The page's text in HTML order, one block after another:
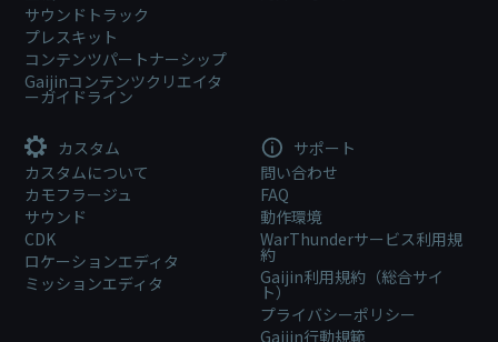
サウンドトラック
プレスキット
コンテンツパートナーシップ
Gaijinコンテンツクリエイタ
ーガイドライン
カスタム
カスタムについて
カモフラージュ
サウンド
CDK
ロケーションエディタ
ミッションエディタ
サポート
問い合わせ
FAQ
動作環境
WarThunderサービス利用規
約
Gaijin利用規約（総合サイ
ト）
プライバシーポリシー
Gaijin行動規範